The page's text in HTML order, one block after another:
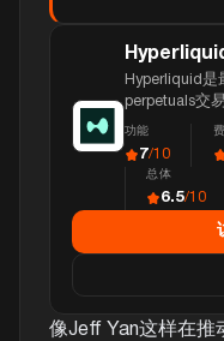
Hyperliquid是
perpetuals交
2万亿美元的
功能
7/10
总体
6.5/10
像Jeff Yan这样在推